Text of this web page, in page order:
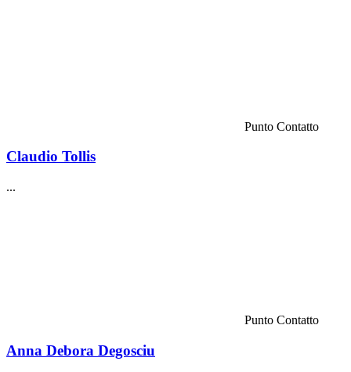
Punto Contatto
Claudio Tollis
...
Punto Contatto
Anna Debora Degosciu